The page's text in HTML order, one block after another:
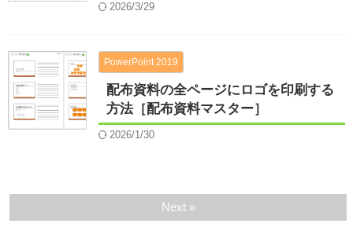
2026/3/29
PowerPoint 2019
配布資料の全ページにロゴを印刷する
方法［配布資料マスター］
2026/1/30
Next »